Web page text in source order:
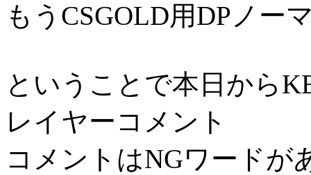
もうCSGOLD用DPノー
ということで本日から
レイヤーコメント
コメントはNGワードが